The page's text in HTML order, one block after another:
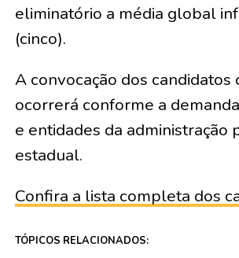
eliminatório a média global
(cinco).
A convocação dos candidatos
ocorrerá conforme a
e entidades da administração
estadual.
Confira a lista completa dos
TÓPICOS RELACIONADOS: